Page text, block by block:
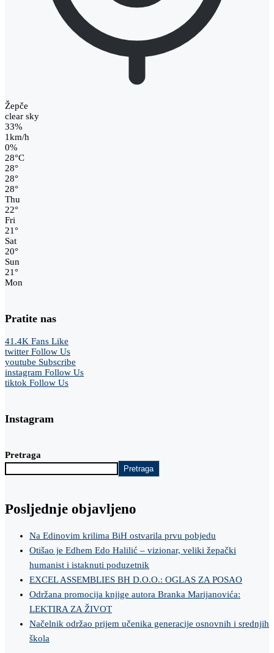
Žepče
clear sky
33%
1km/h
0%
28°C
28°
28°
28°
Thu
22°
Fri
21°
Sat
20°
Sun
21°
Mon
Pratite nas
41.4K Fans Like
twitter Follow Us
youtube Subscribe
instagram Follow Us
tiktok Follow Us
Instagram
Pretraga
Pretraga
Posljednje objavljeno
Na Edinovim krilima BiH ostvarila prvu pobjedu
Otišao je Edhem Edo Halilić – vizionar, veliki žepački
humanist i istaknuti poduzetnik
EXCEL ASSEMBLIES BH D.O.O.: OGLAS ZA POSAO
Održana promocija knjige autora Branka Marijanovića:
LEKTIRA ZA ŽIVOT
Načelnik održao prijem učenika generacije osnovnih i srednjih
škola